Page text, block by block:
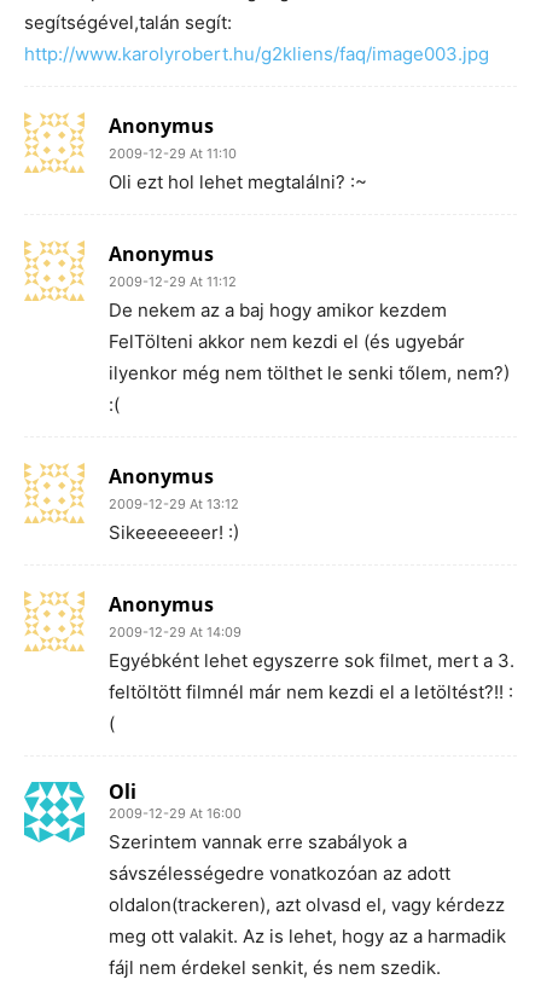
segítségével,talán segít:
http://www.karolyrobert.hu/g2kliens/faq/image003.jpg
Anonymus
2009-12-29 At 11:10
Oli ezt hol lehet megtalálni? :~
Anonymus
2009-12-29 At 11:12
De nekem az a baj hogy amikor kezdem
FelTölteni akkor nem kezdi el (és ugyebár
ilyenkor még nem tölthet le senki tőlem, nem?)
:(
Anonymus
2009-12-29 At 13:12
Sikeeeeeeer! :)
Anonymus
2009-12-29 At 14:09
Egyébként lehet egyszerre sok filmet, mert a 3.
feltöltött filmnél már nem kezdi el a letöltést?!! :
(
Oli
2009-12-29 At 16:00
Szerintem vannak erre szabályok a
sávszélességedre vonatkozóan az adott
oldalon(trackeren), azt olvasd el, vagy kérdezz
meg ott valakit. Az is lehet, hogy az a harmadik
fájl nem érdekel senkit, és nem szedik.